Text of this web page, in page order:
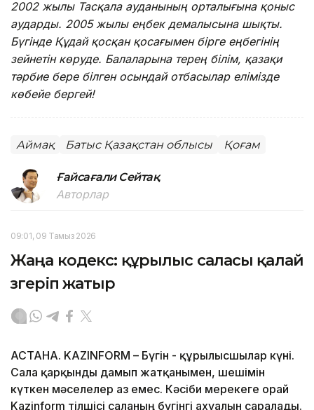
2002 жылы Тасқала ауданының орталығына қоныс
аударды. 2005 жылы еңбек демалысына шықты.
Бүгінде Құдай қосқан қосағымен бірге еңбегінің
зейнетін көруде. Балаларына терең білім, қазақи
тәрбие бере білген осындай отбасылар елімізде
көбейе бергей!
Аймақ Батыс Қазақстан облысы Қоғам
Ғайсағали Сейтақ
Авторлар
09:01, 09 Тамыз 2026
Жаңа кодекс: құрылыс саласы қалай
өзгеріп жатыр
АСТАНА. KAZINFORM – Бүгін - құрылысшылар күні.
Сала қарқынды дамып жатқанымен, шешімін
күткен мәселелер аз емес. Кәсіби мерекеге орай
Kazinform тілшісі саланың бүгінгі ахуалын саралады.